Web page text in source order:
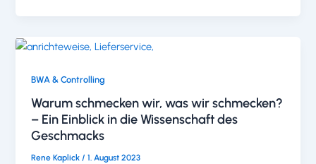
BWA & Controlling
Warum schmecken wir, was wir schmecken?
– Ein Einblick in die Wissenschaft des
Geschmacks
Rene Kaplick/1. August 2023